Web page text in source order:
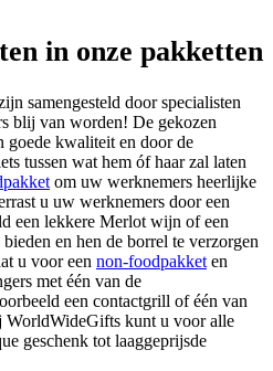
in onze pakketten
samengesteld door specialisten
blij van worden! De gekozen
goede kwaliteit en door de
tussen wat hem óf haar zal laten
om uw werknemers heerlijke
u uw werknemers door een
een lekkere Merlot wijn of een
en hen de borrel te verzorgen
u voor een non-foodpakket en
met één van de
een contactgrill of één van
WorldWideGifts kunt u voor alle
geschenk tot laaggeprijsde